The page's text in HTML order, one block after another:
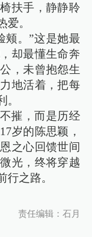
扶手，静静聆
。
颊。”这是她最
却最懂生命奔
，未曾抱怨生
地活着，把每
摧，而是历经
岁的陈思颖，
之心回馈世间
光，终将穿越
行之路。
责任编辑：石月